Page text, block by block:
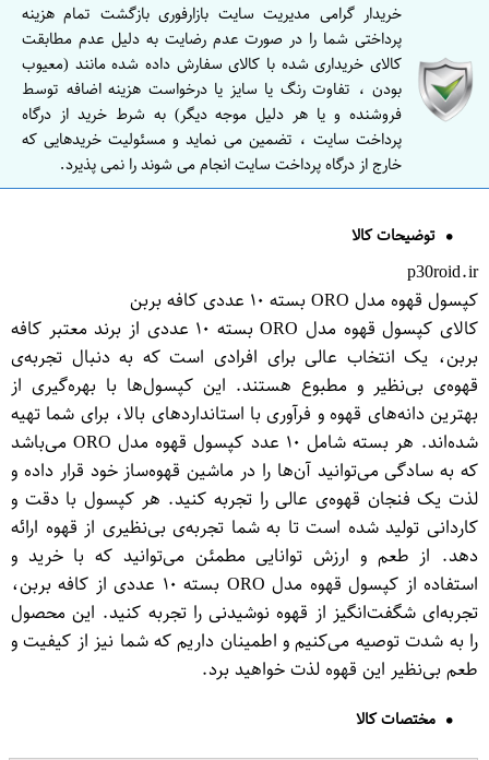
خریدار گرامی مدیریت سایت بازارفوری بازگشت تمام هزینه
پرداختی شما را در صورت عدم رضایت به دلیل عدم مطابقت
کالای خریداری شده با کالای سفارش داده شده مانند (معیوب
بودن ، تفاوت رنگ یا سایز یا درخواست هزینه اضافه توسط
فروشنده و یا هر دلیل موجه دیگر) به شرط خرید از درگاه
پرداخت سایت ، تضمین می نماید و مسئولیت خریدهایی که
خارج از درگاه پرداخت سایت انجام می شوند را نمی پذیرد.
توضیحات کالا
p30roid.ir
کپسول قهوه مدل O​RO بسته ۱۰ عددی کافه بربن
کالای کپسول قهوه مدل O​RO بسته ۱۰ عددی از برند معتبر کافه
بربن، یک انتخاب عالی برای افرادی است که به دنبال تجربه‌ی
قهوه‌ی بی‌نظیر و مطبوع هستند. این کپسول‌ها با بهره‌گیری از
بهترین دانه‌های قهوه و فرآوری با استانداردهای بالا، برای شما تهیه
شده‌اند. هر بسته شامل ۱۰ عدد کپسول قهوه مدل O​RO می‌باشد
که به سادگی می‌توانید آن‌ها را در ماشین قهوه‌ساز خود قرار داده و
لذت یک فنجان قهوه‌ی عالی را تجربه کنید. هر کپسول با دقت و
کاردانی تولید شده است تا به شما تجربه‌ی بی‌نظیری از قهوه ارائه
دهد. از طعم و ارزش توانایی مطمئن می‌توانید که با خرید و
استفاده از کپسول قهوه مدل O​RO بسته ۱۰ عددی از کافه بربن،
تجربه‌ای شگفت‌انگیز از قهوه نوشیدنی را تجربه کنید. این محصول
را به شدت توصیه می‌کنیم و اطمینان داریم که شما نیز از کیفیت و
طعم بی‌نظیر این قهوه لذت خواهید برد.
مختصات کالا